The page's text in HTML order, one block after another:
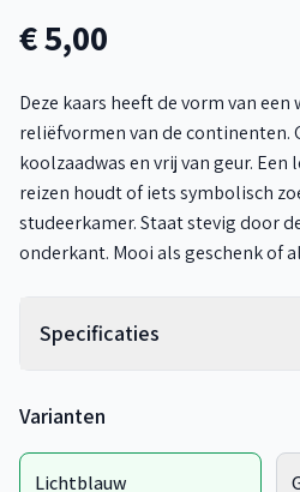
€ 5,00
Deze kaars heeft de vorm van
reliëfvormen van de continenten.
koolzaadwas en vrij van geur. Een
reizen houdt of iets symbolisch
studeerkamer. Staat stevig door
onderkant. Mooi als geschenk of
Specificaties
Varianten
Lichtblauw